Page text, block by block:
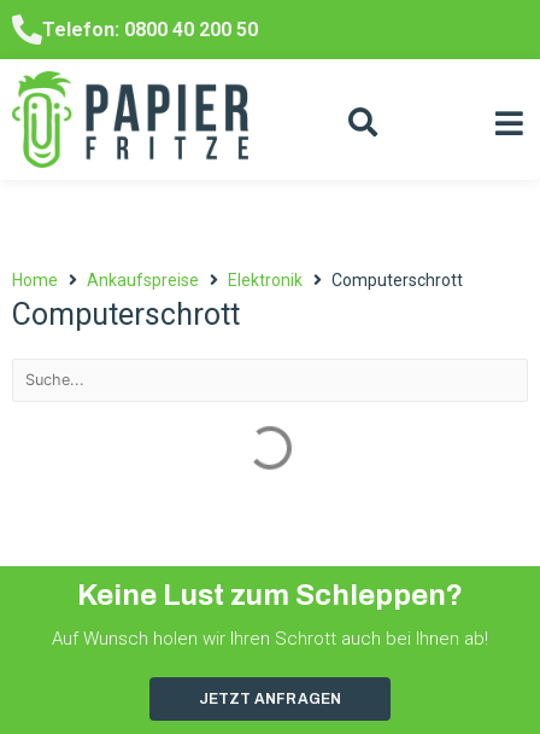
Telefon: 0800 40 200 50
Computerschrott
Home Ankaufspreise Elektronik Computerschrott
Keine Lust zum Schleppen?
Auf Wunsch holen wir Ihren Schrott auch bei Ihnen ab!
JETZT ANFRAGEN